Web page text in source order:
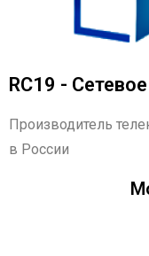
RC19 -
Производитель
в России